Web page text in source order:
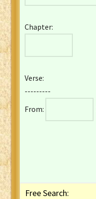
English YLT 1898 Bible
French Darby Bible
French Louis Segond Bible
Gaelic (Manx) Selections
Gaelic (Scottish) Mark
Chapter:
Verse:
---------
From:
Free Search: